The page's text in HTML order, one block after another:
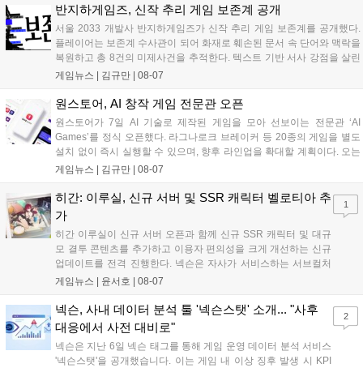
대를 모으고 있다....
반지하게임즈, 신작 추리 게임 보존계 공개
서울 2033 개발사 반지하게임즈가 신작 추리 게임 보존계를 공개했다.
플레이어는 보존계 수사관이 되어 화재로 훼손된 문서 속 단어와 맥락을
복원하고 총 8건의 미제사건을 추적한다. 텍스트 기반 서사 강점을 살린
이번 게임은 정보 조합과 사건 재구성이 핵심이며, 현재 스팀 상점 페이
개발에 박차를 가하고 있다....
게임뉴스 | 김규만 08-07
원스토어, AI 창작 게임 전문관 오픈
원스토어가 7일 AI 기술로 제작된 게임을 모아 선보이는 전문관 ‘AI
Games’를 정식 오픈했다. 라그나로크 브레이커 등 20종의 게임을 별도
설치 없이 즉시 실행할 수 있으며, 향후 라인업을 확대할 계획이다. 오는
11일부터는 게임 실행 시 할인 쿠폰을 지급하는 오픈 기념 이벤트도 진
있는 환경을 조성해 창작자와 이용자 모두에게 새로운 경험을 제공할 것
으로 기대된다....
게임뉴스 | 김규만 08-07
히간: 이루실, 신규 서버 및 SSR 캐릭터 벨로티아 추
가
히간 이루실이 신규 서버 오픈과 함께 신규 SSR 캐릭터 및 대규
모 결투 콘텐츠를 추가하고 이용자 편의성을 크게 개선하는 신규
업데이트를 전격 진행한다. 넥슨은 자사가 서비스하는 서브컬처
게임 히간 이루실에 신규 서버 'world3'을 개설하고 신규 캐릭터
이번 업데이트를 통해 어둠 속 서큐버스...
게임뉴스 | 윤서호 08-07
1
넥슨, 사내 데이터 분석 툴 '넥슨스탯' 소개... "사후
대응에서 사전 대비로"
넥슨은 지난 6일 넥슨 태그를 통해 게임 운영 데이터 분석 서비스
'넥슨스탯'을 공개했습니다. 이는 게임 내 이상 징후 발생 시 KPI
2